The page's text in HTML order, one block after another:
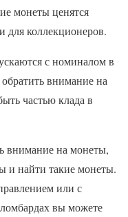
монеты ценятся
коллекционеров.
с номиналом в
внимание на
частью клада в
внимание на монеты,
и найти такие монеты.
или с
вы можете